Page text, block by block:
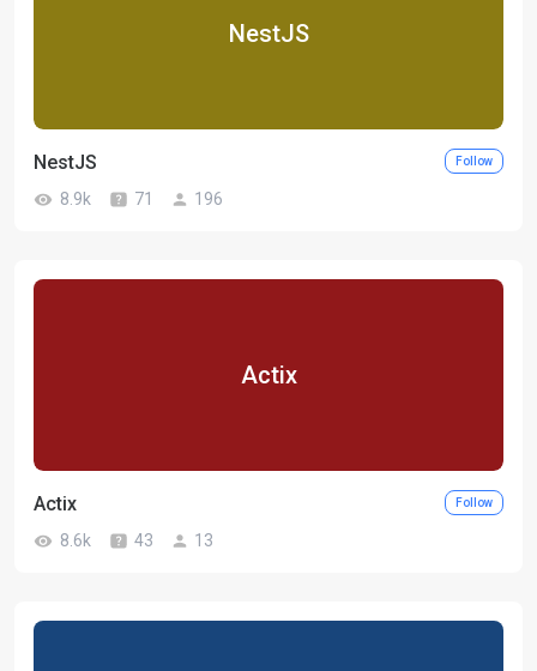
NestJS
NestJS Follow
8.9k 71 196
Actix
Actix Follow
8.6k 43 13